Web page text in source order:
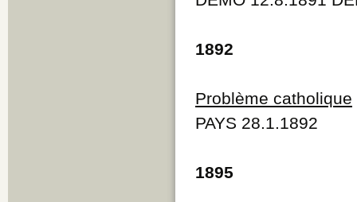
1892
Problème catholique
PAYS 28.1.1892
1895